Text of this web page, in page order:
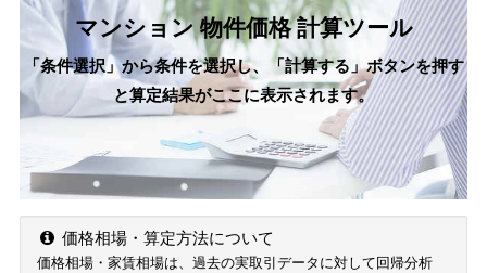
マンション 物件価格 計算ツール
「条件選択」から条件を選択し、「計算する」ボタンを押す
と算定結果がここに表示されます。
価格相場・算定方法について
価格相場・家賃相場は、過去の実取引データに対して回帰分析